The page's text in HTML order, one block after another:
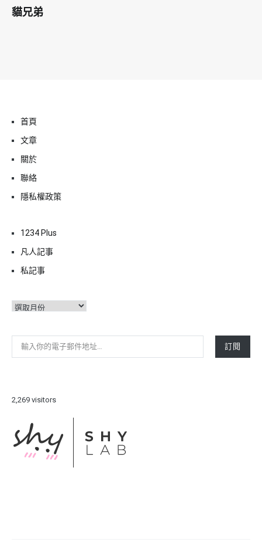
貓兄弟
首頁
文章
關於
聯絡
隱私權政策
1234 Plus
凡人記事
私記事
彙
輸入你的電子郵件地址…
訂閱
2,269 visitors